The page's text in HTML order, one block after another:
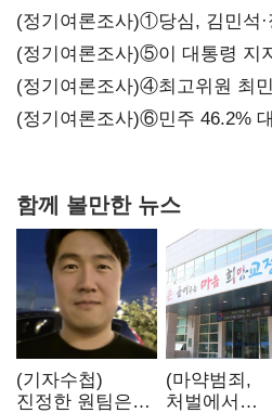
(정기여론조사)①당심, 김민석
지지도 '50% 아래로'(종합)
(정기여론조사)⑤이 대통령 지
만에 다시 40%대
(정기여론조사)④최고위원 최
서미화·이성윤·임미애 뒤이어
(정기여론조사)⑥민주 46.2%
함께 볼만한 뉴스
(기자수첩)
진정한 원팀은
(마약범죄,
처벌에서